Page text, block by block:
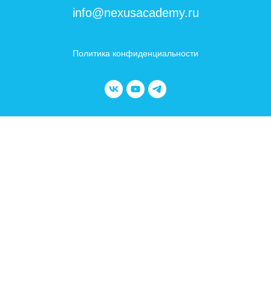
info@nexusacademy.ru
Политика конфиденциальности